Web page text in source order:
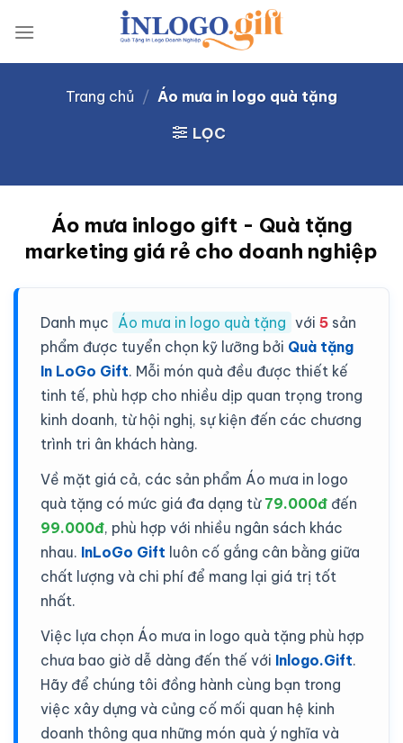
Trang chủ / Áo mưa in logo quà tặng
LỌC
Áo mưa inlogo gift - Quà tặng
marketing giá rẻ cho doanh nghiệp
Danh mục Áo mưa in logo quà tặng với 5 sản
phẩm được tuyển chọn kỹ lưỡng bởi Quà tặng
In LoGo Gift. Mỗi món quà đều được thiết kế
tinh tế, phù hợp cho nhiều dịp quan trọng trong
kinh doanh, từ hội nghị, sự kiện đến các chương
trình tri ân khách hàng.
Về mặt giá cả, các sản phẩm Áo mưa in logo
quà tặng có mức giá đa dạng từ 79.000đ đến
99.000đ, phù hợp với nhiều ngân sách khác
nhau. InLoGo Gift luôn cố gắng cân bằng giữa
chất lượng và chi phí để mang lại giá trị tốt
nhất.
Việc lựa chọn Áo mưa in logo quà tặng phù hợp
chưa bao giờ dễ dàng đến thế với Inlogo.Gift.
Hãy để chúng tôi đồng hành cùng bạn trong
việc xây dựng và củng cố mối quan hệ kinh
doanh thông qua những món quà ý nghĩa và